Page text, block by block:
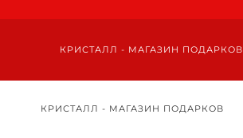
КРИСТАЛЛ - МАГАЗИН ПОДАРКОВ
КРИСТАЛЛ - МАГАЗИН ПОДАРКОВ